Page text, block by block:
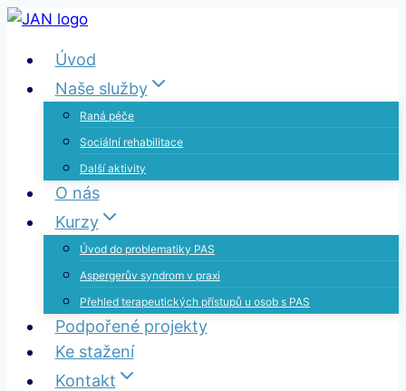
Přeskočit
obsah
Úvod
Naše služby
Raná péče
Sociální rehabilitace
Další aktivity
O nás
Kurzy
Úvod do problematiky PAS
Aspergerův syndrom v praxi
Přehled terapeutických přístupů u osob s PAS
Podpořené projekty
Ke stažení
Kontakt